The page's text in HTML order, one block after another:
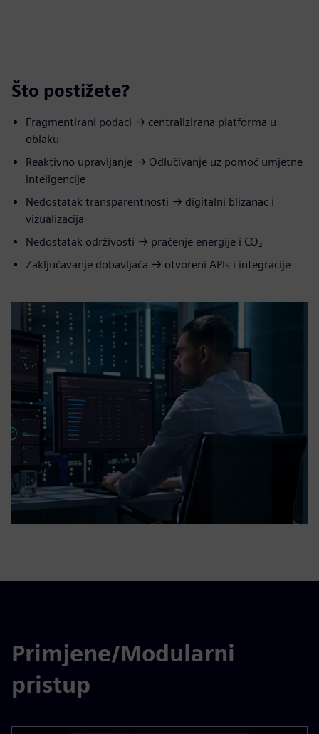
Što postižete?
Fragmentirani podaci → centralizirana platforma u
oblaku
Reaktivno upravljanje → Odlučivanje uz pomoć umjetne
inteligencije
Nedostatak transparentnosti → digitalni blizanac i
vizualizacija
Nedostatak održivosti → praćenje energije i CO₂
Zaključavanje dobavljača → otvoreni APIs i integracije
Primjene/Modularni
pristup